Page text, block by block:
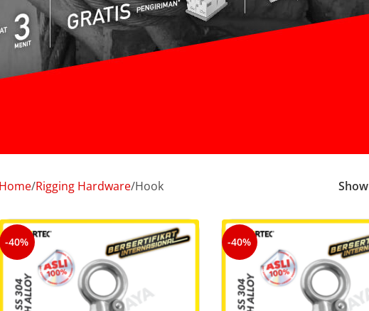
Home Rigging Hardware Hook Show
-40% -40%